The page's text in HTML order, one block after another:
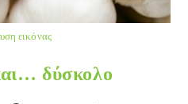
εικόνας
δύσκολο